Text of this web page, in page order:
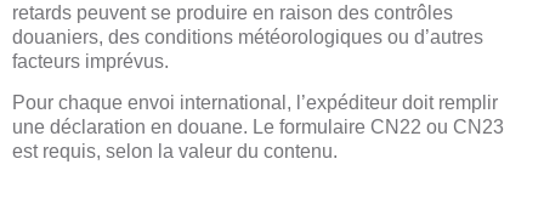
retards peuvent se produire en raison des contrôles
douaniers, des conditions météorologiques ou d’autres
facteurs imprévus.
Pour chaque envoi international, l’expéditeur doit remplir
une déclaration en douane. Le formulaire CN22 ou CN23
est requis, selon la valeur du contenu.